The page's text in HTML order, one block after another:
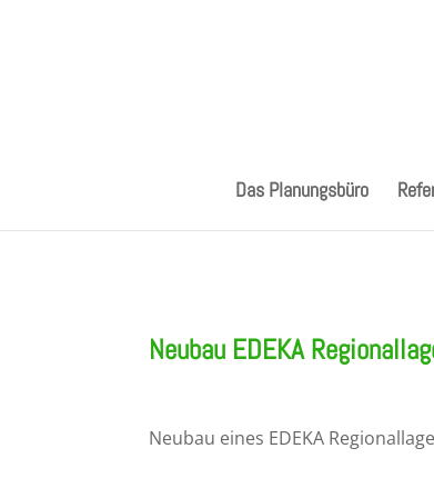
Das Planungsbüro
Neubau EDEKA
Neubau eines EDEKA